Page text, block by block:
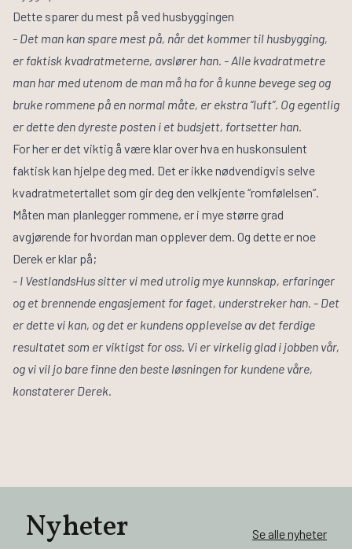
Dette sparer du mest på ved husbyggingen
- Det man kan spare mest på, når det kommer til husbygging,
er faktisk kvadratmeterne, avslører han. - Alle kvadratmetre
man har med utenom de man må ha for å kunne bevege seg og
bruke rommene på en normal måte, er ekstra “luft”. Og egentlig
er dette den dyreste posten i et budsjett, fortsetter han.
For her er det viktig å være klar over hva en huskonsulent
faktisk kan hjelpe deg med. Det er ikke nødvendigvis selve
kvadratmetertallet som gir deg den velkjente “romfølelsen”.
Måten man planlegger rommene, er i mye større grad
avgjørende for hvordan man opplever dem. Og dette er noe
Derek er klar på;
- I VestlandsHus sitter vi med utrolig mye kunnskap, erfaringer
og et brennende engasjement for faget, understreker han. - Det
er dette vi kan, og det er kundens opplevelse av det ferdige
resultatet som er viktigst for oss. Vi er virkelig glad i jobben vår,
og vi vil jo bare finne den beste løsningen for kundene våre,
konstaterer Derek.
Nyheter Se alle nyheter